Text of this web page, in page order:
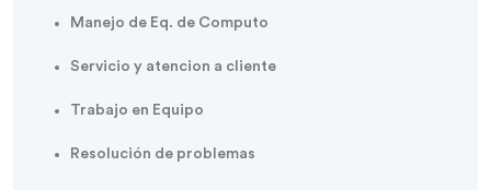
Manejo de Eq. de Computo
Servicio y atencion a cliente
Trabajo en Equipo
Resolución de problemas